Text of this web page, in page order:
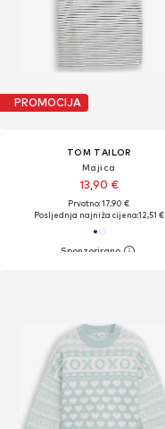
PROMOCIJA
TOM TAILOR
Majica
13,90 €
Prvotno: 17,90 €
Posljednja najniža cijena:12,51 €